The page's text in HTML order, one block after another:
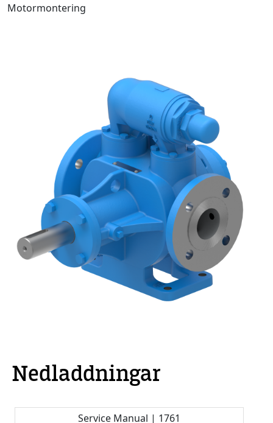
Motormontering
Nedladdningar
Service Manual | 1761